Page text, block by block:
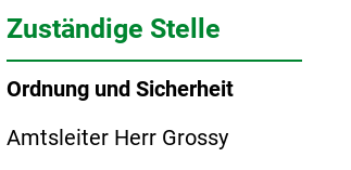
Zuständige Stelle
Ordnung und Sicherheit
Amtsleiter Herr Grossy